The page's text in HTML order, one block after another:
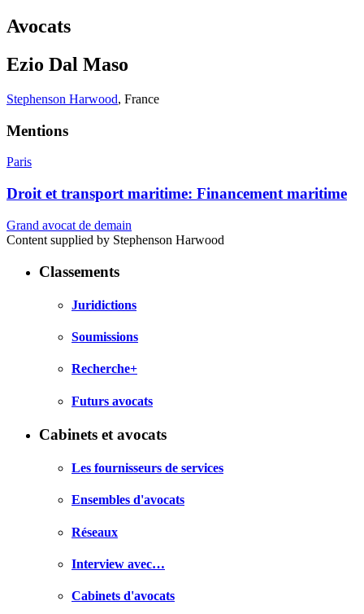
Avocats
Ezio Dal Maso
Stephenson Harwood, France
Mentions
Paris
Droit et transport maritime: Financement maritime
Grand avocat de demain
Content supplied by Stephenson Harwood
Classements
Juridictions
Soumissions
Recherche+
Futurs avocats
Cabinets et avocats
Les fournisseurs de services
Ensembles d'avocats
Réseaux
Interview avec…
Cabinets d'avocats